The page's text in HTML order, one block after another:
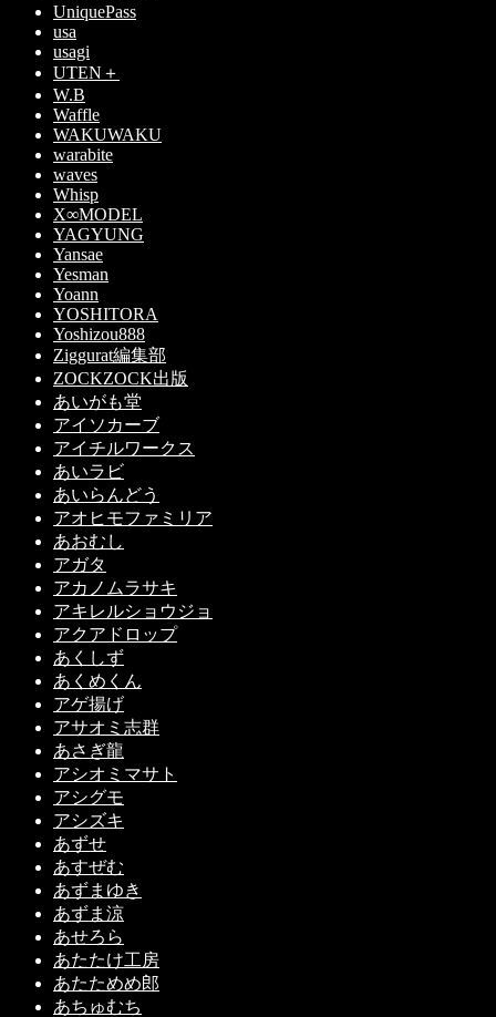
UniquePass
usa
usagi
UTEN＋
W.B
Waffle
WAKUWAKU
warabite
waves
Whisp
X∞MODEL
YAGYUNG
Yansae
Yesman
Yoann
YOSHITORA
Yoshizou888
Ziggurat編集部
ZOCKZOCK出版
あいがも堂
アイソカーブ
アイチルワークス
あいラビ
あいらんどう
アオヒモファミリア
あおむし
アガタ
アカノムラサキ
アキレルショウジョ
アクアドロップ
あくしず
あくめくん
アゲ揚げ
アサオミ志群
あさぎ龍
アシオミマサト
アシグモ
アシズキ
あずせ
あすぜむ
あずまゆき
あずま涼
あせろら
あたたけ工房
あたためめ郎
あちゅむち